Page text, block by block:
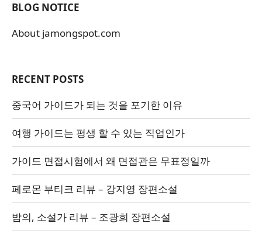
BLOG NOTICE
About jamongspot.com
RECENT POSTS
중국어 가이드가 되는 것을 포기한 이유
여행 가이드는 평생 할 수 있는 직업인가
가이드 면접시험에서 왜 면접관은 무표정일까
페로몬 부티크 리뷰 – 강지영 장편소설
밤의, 소설가 리뷰 – 조광희 장편소설